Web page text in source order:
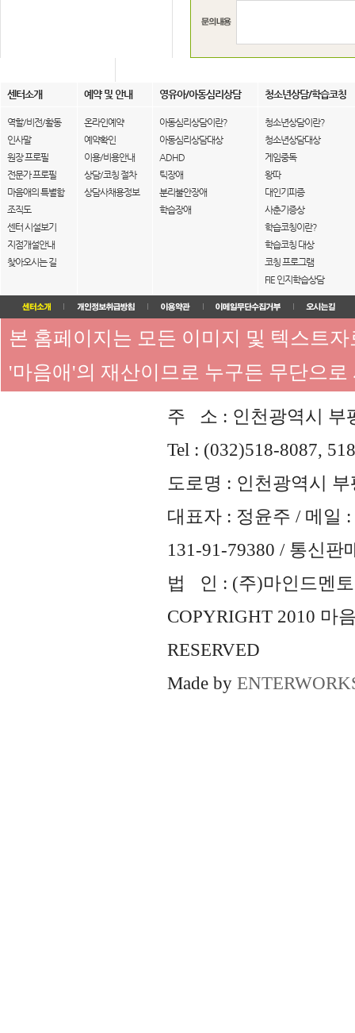
센터소개 예약 및 안내 영유아/아동심리상담 청소년상담/학습코칭
역할/비전/활동
인사말
원장 프로필
전문가 프로필
마음애의 특별함
조직도
센터 시설보기
지점개설안내
찾아오시는 길
온라인예약
예약확인
이용/비용안내
상담/코칭 절차
상담사채용정보
아동심리상담이란?
아동심리상담대상
ADHD
틱장애
분리불안장애
학습장애
청소년상담이란?
청소년상담대상
게임중독
왕따
대인기피증
사춘기증상
학습코칭이란?
학습코칭 대상
코칭 프로그램
FIE 인지학습상담
본 홈페이지는 모든 이미지 및 텍스트
'마음애'의 재산이므로 누구든 무단으
주 소 : 인천광역시 부
Tel : (032)518-8087,
도로명 : 인천광역시
대표자 : 정윤주 / 메일 :
131-91-79380 / 통신판
법 인 : (주)마인드멘토
COPYRIGHT 2010 마
RESERVED
Made by